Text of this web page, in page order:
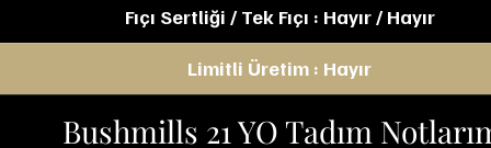
Fıçı Sertliği / Tek Fıçı : Hayır / Hayır
Limitli Üretim : Hayır
Bushmills 21 YO Tadım